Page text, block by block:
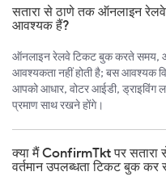
सतारा से ठाणे तक ऑनलाइन
आवश्यक हैं?
ऑनलाइन रेलवे टिकट बुक करते समय,
आवश्यकता नहीं होती है; बस आवश्यक
आपको आधार, वोटर आईडी, ड्राइविंग
प्रमाण साथ रखने होंगे।
क्या मैं ConfirmTkt पर सतारा
वर्तमान उपलब्धता टिकट बुक कर